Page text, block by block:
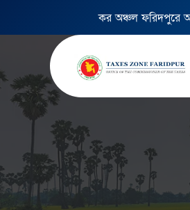
কর অঞ্চল ফরিদপুরে